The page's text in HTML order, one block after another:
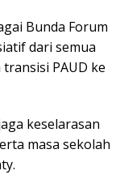
Bunda Forum
dari semua
PAUD ke
keselarasan
masa sekolah